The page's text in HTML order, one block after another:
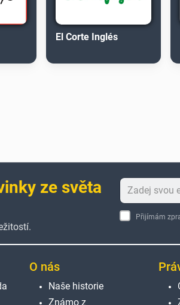
El Corte Inglés
ze světa
Přijímám
O nás
Naše historie
Známo z